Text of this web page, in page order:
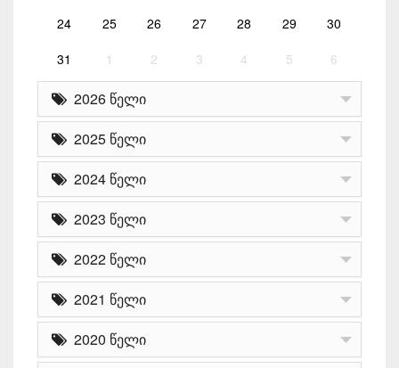
24 25 26 27 28 29 30
31 1 2 3 4 5 6
2026 წელი
2025 წელი
2024 წელი
2023 წელი
2022 წელი
2021 წელი
2020 წელი